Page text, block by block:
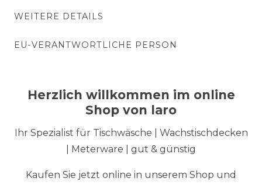
WEITERE DETAILS
EU-VERANTWORTLICHE PERSON
Herzlich willkommen im online
Shop von laro
Ihr Spezialist für Tischwäsche | Wachstischdecken
| Meterware | gut & günstig
Kaufen Sie jetzt online in unserem Shop und